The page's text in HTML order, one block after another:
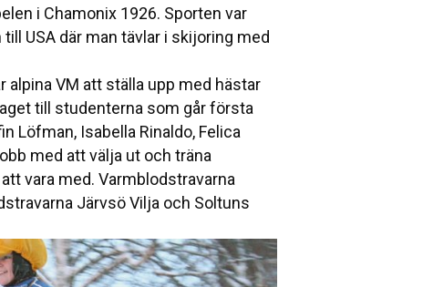
i Chamonix 1926. Sporten var
USA där man tävlar i skijoring med
alpina VM att ställa upp med hästar
till studenterna som går första
Löfman, Isabella Rinaldo, Felica
med att välja ut och träna
vara med. Varmblodstravarna
Järvsö Vilja och Soltuns